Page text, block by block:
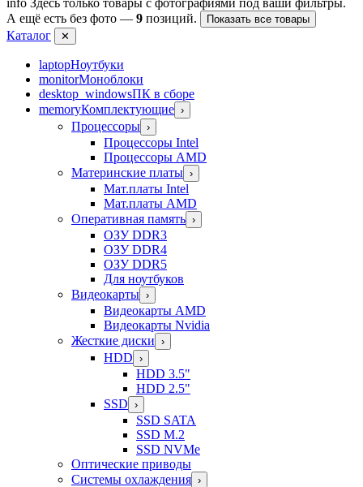
А ещё есть без фото — 9 позиций. Показать все товары
Каталог ✕
laptopНоутбуки
monitorМоноблоки
desktop_windowsПК в сборе
memoryКомплектующие ›
Процессоры ›
Процессоры Intel
Процессоры AMD
Материнские платы ›
Мат.платы Intel
Мат.платы AMD
Оперативная память ›
ОЗУ DDR3
ОЗУ DDR4
ОЗУ DDR5
Для ноутбуков
Видеокарты ›
Видеокарты AMD
Видеокарты Nvidia
Жесткие диски ›
HDD ›
HDD 3.5"
HDD 2.5"
SSD ›
SSD SATA
SSD M.2
SSD NVMe
Оптические приводы
Системы охлаждения ›